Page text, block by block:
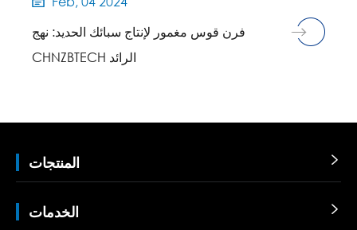
فرن قوس مغمور لإنتاج سبائك الحديد: نهج
CHNZBTECH الرائد
المنتجات 
الخدمات 